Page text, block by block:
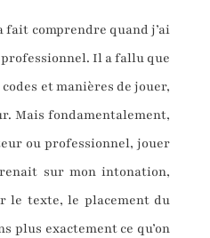
fait comprendre quand j’ai
Il a fallu que
et manières de jouer,
Mais fondamentalement,
ou professionnel, jouer
sur mon intonation,
le texte, le placement du
plus exactement ce qu’on